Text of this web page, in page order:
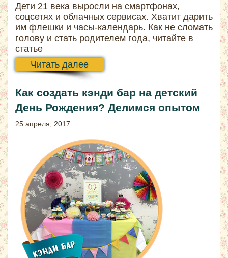
Дети 21 века выросли на смартфонах,
соцсетях и облачных сервисах. Хватит дарить
им флешки и часы-календарь. Как не сломать
голову и стать родителем года, читайте в
статье
Читать далее
Как создать кэнди бар на детский
День Рождения? Делимся опытом
25 апреля, 2017